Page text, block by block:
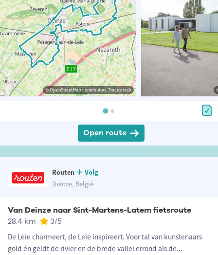
© OpenStreetMap contributors, Tracestrack
Open route
Routen
Volg
Deinze, België
Van Deinze naar Sint-Martens-Latem fietsroute
28.4 km 3/5
De Leie charmeert, de Leie inspireert. Voor tal van kunstenaars
gold én geldt de rivier en de brede vallei errond als de...